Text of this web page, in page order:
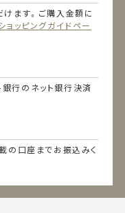
ます。ご購入金額に
ョッピングガイドペー
行のネット銀行決済
の口座までお振込みく